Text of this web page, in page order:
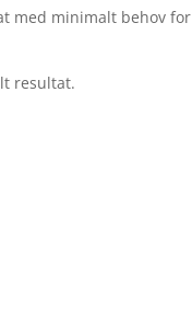
med minimalt behov for
resultat.